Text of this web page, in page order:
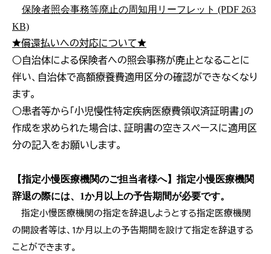
保険者照会事務等廃止の周知用リーフレット (PDF 263
KB)
★償還払いへの対応について★
○自治体による保険者への照会事務が廃止となることに
伴い、自治体で高額療養費適用区分の確認ができなくなり
ます。
○患者等から「小児慢性特定疾病医療費領収済証明書」の
作成を求められた場合は、証明書の空きスペースに適用区
分の記入をお願いします。
【指定小慢医療機関のご担当者様へ】指定小慢医療機関
辞退の際には、1か月以上の予告期間が必要です。
指定小慢医療機関の指定を辞退しようとする指定医療機関
の開設者等は、1か月以上の予告期間を設けて指定を辞退する
ことができます。